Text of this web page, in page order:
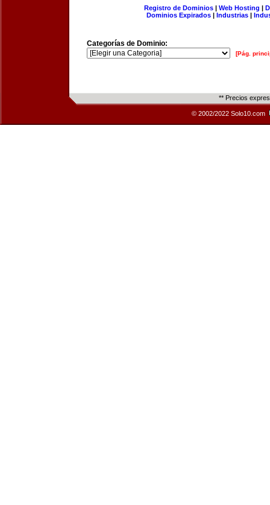
Registro de Dominios| Web Hosting |
Dominios Expirados | Industrias |
Categorías de Dominio:
[Pág.
** Precios
© 2002/2022 Solo10.com